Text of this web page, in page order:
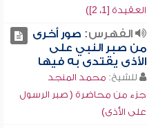
العقيدة [1، 2])
الفهرس: صور أخرى
من صبر النبي على
الأذى يقتدى به فيها
للشيخ: محمد المنجد
جزء من محاضرة ( صبر الرسول
على الأذى)